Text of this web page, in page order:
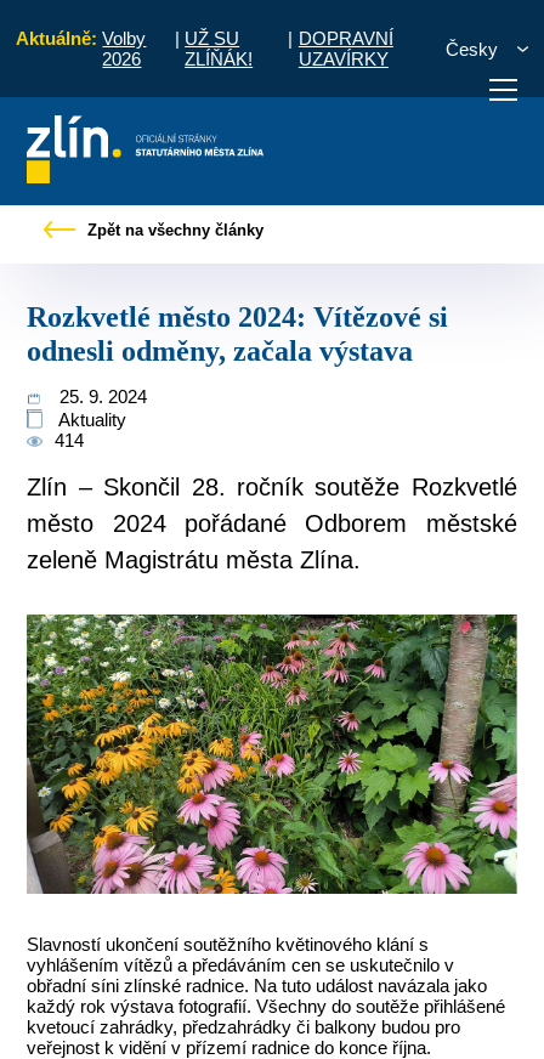
Aktuálně: Volby
2026
| UŽ SU
ZLÍŇÁK!
| DOPRAVNÍ
UZAVÍRKY
Česky
vyřídit Potřebuji zaplatit
Zpět na všechny články
Rozkvetlé město 2024: Vítězové si
odnesli odměny, začala výstava
25. 9. 2024
Aktuality
414
Zlín – Skončil 28. ročník soutěže Rozkvetlé
město 2024 pořádané Odborem městské
zeleně Magistrátu města Zlína.
Slavností ukončení soutěžního květinového klání s
vyhlášením vítězů a předáváním cen se uskutečnilo v
obřadní síni zlínské radnice. Na tuto událost navázala jako
každý rok výstava fotografií. Všechny do soutěže přihlášené
kvetoucí zahrádky, předzahrádky či balkony budou pro
veřejnost k vidění v přízemí radnice do konce října.